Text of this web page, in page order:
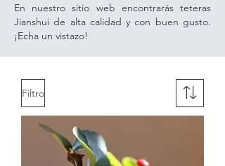
En nuestro sitio web encontrarás teteras
Jianshui de alta calidad y con buen gusto.
¡Echa un vistazo!
Filtro